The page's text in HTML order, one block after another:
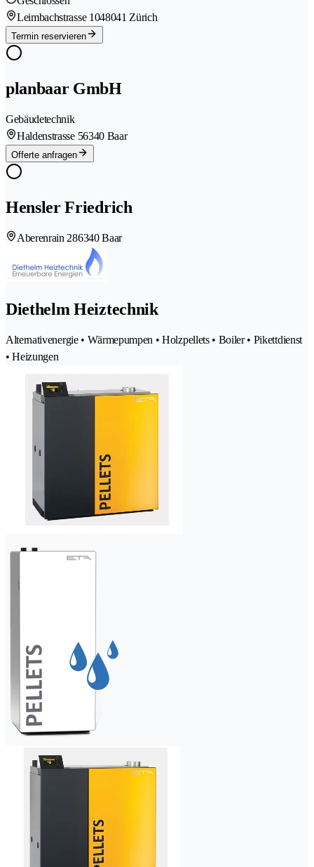
Leimbachstrasse 1048041 Zürich
Termin reservieren
planbaar GmbH
Gebäudetechnik
Haldenstrasse 56340 Baar
Offerte anfragen
Hensler Friedrich
Aberenrain 286340 Baar
Diethelm Heiztechnik
Alternativenergie • Wärmepumpen • Holzpellets • Boiler • Pikettdienst
• Heizungen